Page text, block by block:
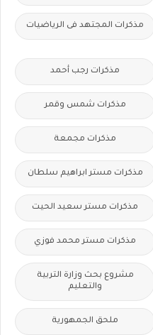
مذكرات المجتهد فى الرياضيات
مذكرات رجب أحمد
مذكرات شمس وقمر
مذكرات مجمعة
مذكرات مستر ابراهيم سلطان
مذكرات مستر سعيد الحيت
مذكرات مستر محمد فوزي
مشروع بحث وزارة التربية
والتعليم
ملحق الجمهورية